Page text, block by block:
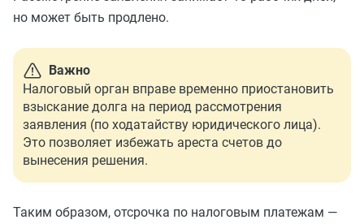
но может быть продлено.
Важно
Налоговый орган вправе временно приостановить
взыскание долга на период рассмотрения
заявления (по ходатайству юридического лица).
Это позволяет избежать ареста счетов до
вынесения решения.
Таким образом, отсрочка по налоговым платежам —